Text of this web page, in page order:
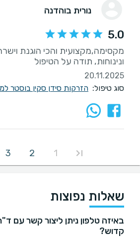
נורית בוהדנה
5.0
מקסימה,מקצועית והכי הוגנת
ונינוחות, תודה על הטיפול
20.11.2025
סוג טיפול: הזרקות סידן סקין בוסטר
1
2
3
שאלות נפוצות
באיזה טלפון ניתן ליצור קשר עם
קדוש?